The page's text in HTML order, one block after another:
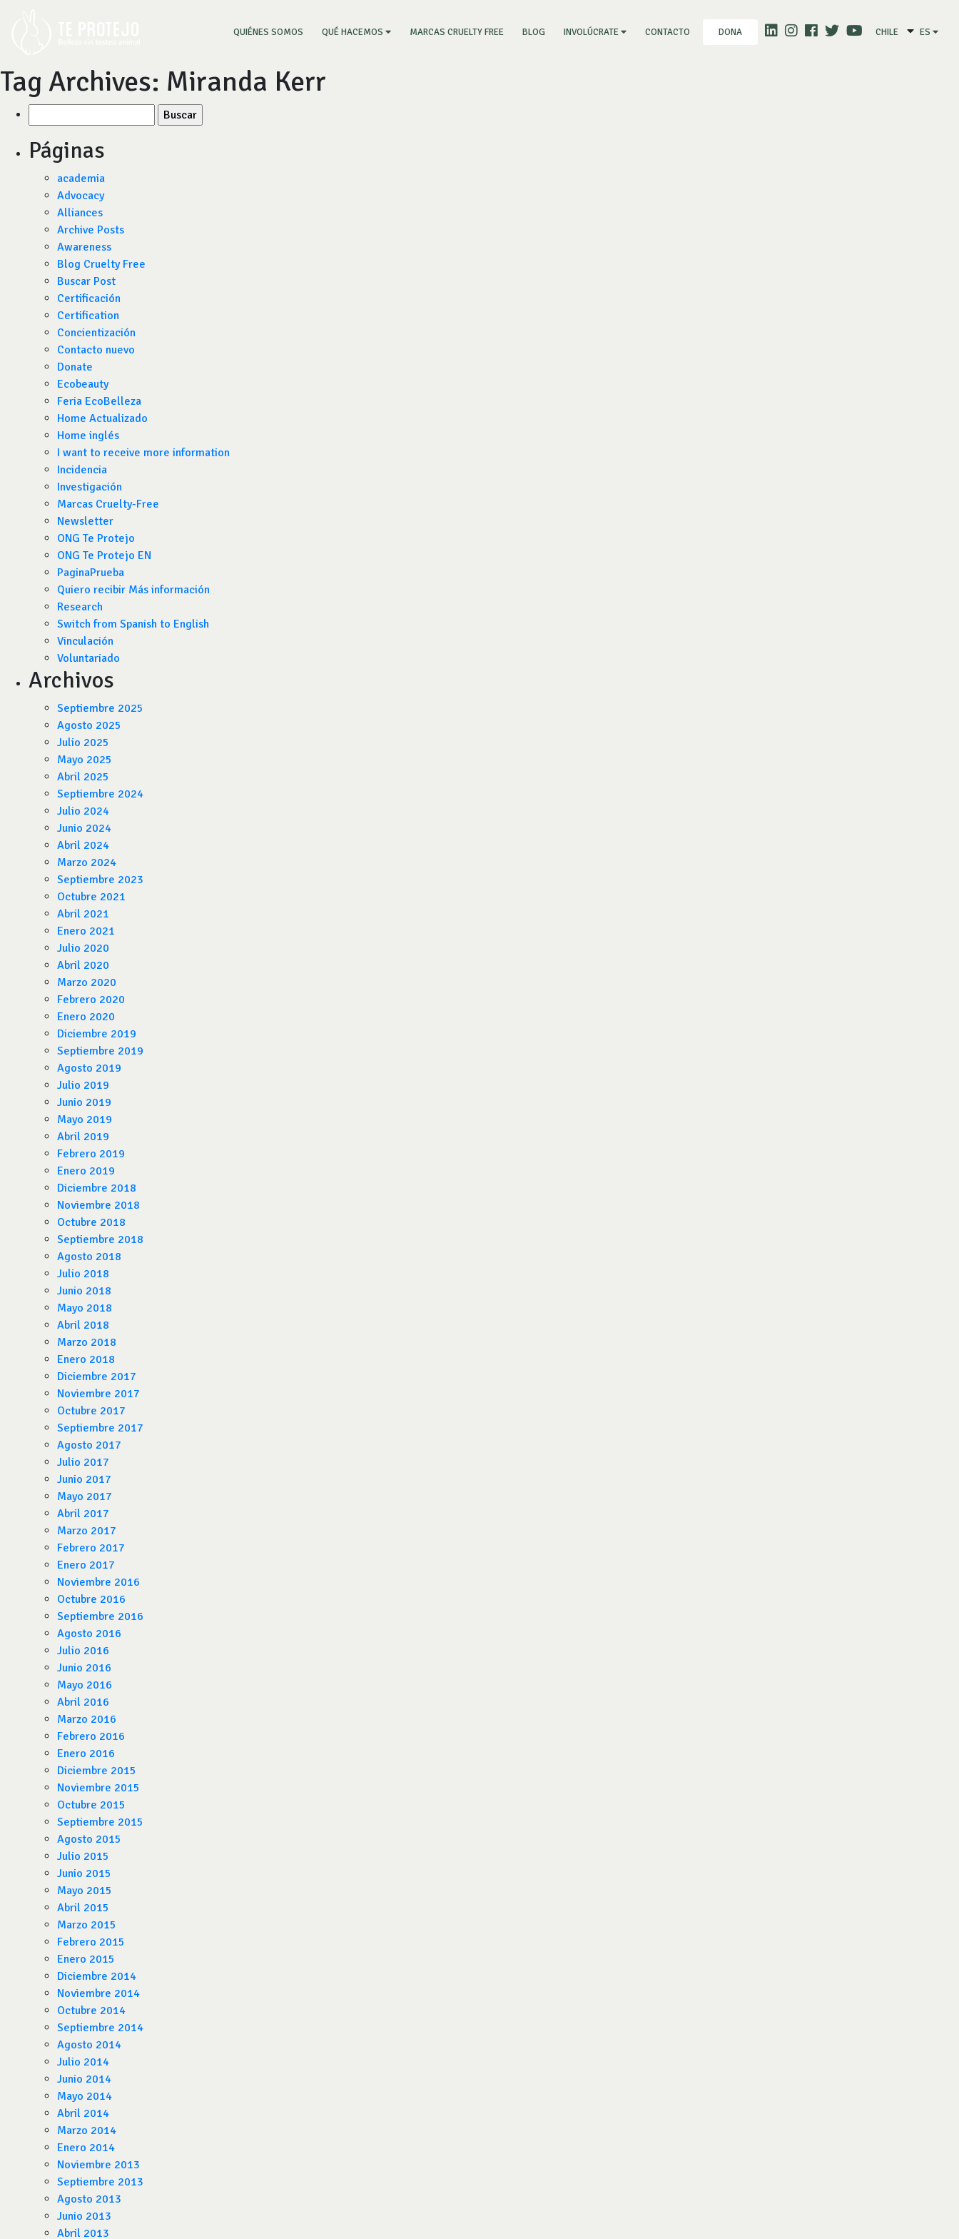
QUIÉNES SOMOS (CURRENT)
QUÉ HACEMOS MARCAS CRUELTY FREE BLOG INVOLÚCRATE CONTACTO DONA CHILE ES
Tag Archives: Miranda Kerr
por:
Páginas
academia
Advocacy
Alliances
Archive Posts
Awareness
Blog Cruelty Free
Buscar Post
Certificación
Certification
Concientización
Contacto nuevo
Donate
Ecobeauty
Feria EcoBelleza
Home Actualizado
Home inglés
I want to receive more information
Incidencia
Investigación
Marcas Cruelty-Free
Newsletter
ONG Te Protejo
ONG Te Protejo EN
PaginaPrueba
Quiero recibir Más información
Research
Switch from Spanish to English
Vinculación
Voluntariado
Archivos
Septiembre 2025
Agosto 2025
Julio 2025
Mayo 2025
Abril 2025
Septiembre 2024
Julio 2024
Junio 2024
Abril 2024
Marzo 2024
Septiembre 2023
Octubre 2021
Abril 2021
Enero 2021
Julio 2020
Abril 2020
Marzo 2020
Febrero 2020
Enero 2020
Diciembre 2019
Septiembre 2019
Agosto 2019
Julio 2019
Junio 2019
Mayo 2019
Abril 2019
Febrero 2019
Enero 2019
Diciembre 2018
Noviembre 2018
Octubre 2018
Septiembre 2018
Agosto 2018
Julio 2018
Junio 2018
Mayo 2018
Abril 2018
Marzo 2018
Enero 2018
Diciembre 2017
Noviembre 2017
Octubre 2017
Septiembre 2017
Agosto 2017
Julio 2017
Junio 2017
Mayo 2017
Abril 2017
Marzo 2017
Febrero 2017
Enero 2017
Noviembre 2016
Octubre 2016
Septiembre 2016
Agosto 2016
Julio 2016
Junio 2016
Mayo 2016
Abril 2016
Marzo 2016
Febrero 2016
Enero 2016
Diciembre 2015
Noviembre 2015
Octubre 2015
Septiembre 2015
Agosto 2015
Julio 2015
Junio 2015
Mayo 2015
Abril 2015
Marzo 2015
Febrero 2015
Enero 2015
Diciembre 2014
Noviembre 2014
Octubre 2014
Septiembre 2014
Agosto 2014
Julio 2014
Junio 2014
Mayo 2014
Abril 2014
Marzo 2014
Enero 2014
Noviembre 2013
Septiembre 2013
Agosto 2013
Junio 2013
Abril 2013